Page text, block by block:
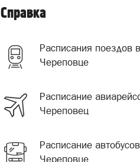
Справка
Расписания поездов в
Череповце
Расписание
Череповец
Расписание
Череповце